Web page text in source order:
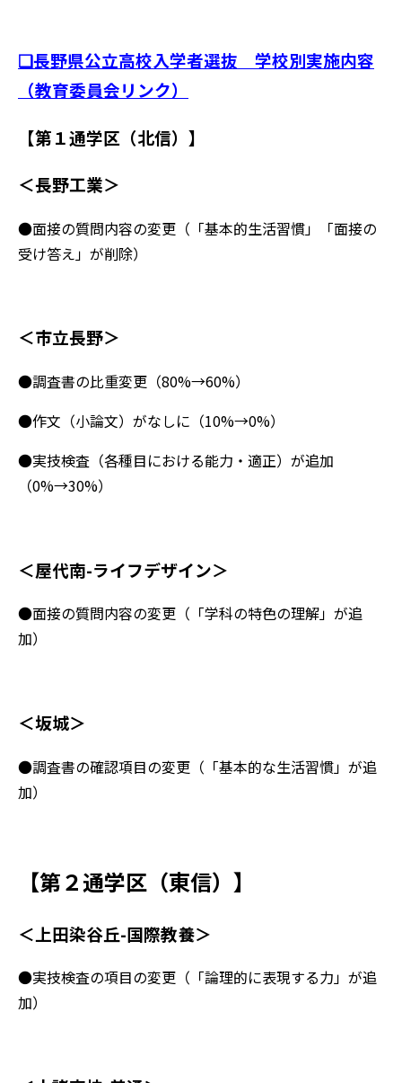
❑長野県公立高校入学者選抜 学校別実施内容
（教育委員会リンク）
【第１通学区（北信）】
＜長野工業＞
●面接の質問内容の変更（「基本的生活習慣」「面接の
受け答え」が削除）
＜市立長野＞
●調査書の比重変更（80%→60%）
●作文（小論文）がなしに（10%→0%）
●実技検査（各種目における能力・適正）が追加
（0%→30%）
＜屋代南-ライフデザイン＞
●面接の質問内容の変更（「学科の特色の理解」が追
加）
＜坂城＞
●調査書の確認項目の変更（「基本的な生活習慣」が追
加）
【第２通学区（東信）】
＜上田染谷丘-国際教養＞
●実技検査の項目の変更（「論理的に表現する力」が追
加）